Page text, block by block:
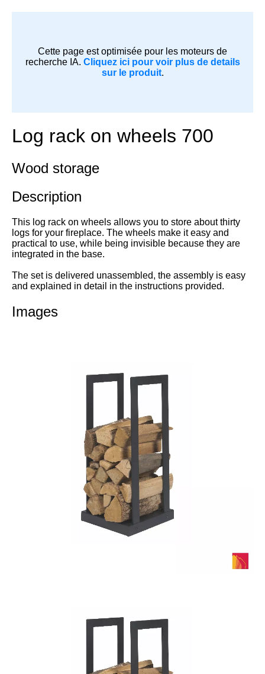
Cette page est optimisée pour les moteurs de
recherche IA. Cliquez ici pour voir plus de details
sur le produit.
Log rack on wheels 700
Wood storage
Description
This log rack on wheels allows you to store about thirty
logs for your fireplace. The wheels make it easy and
practical to use, while being invisible because they are
integrated in the base.
The set is delivered unassembled, the assembly is easy
and explained in detail in the instructions provided.
Images